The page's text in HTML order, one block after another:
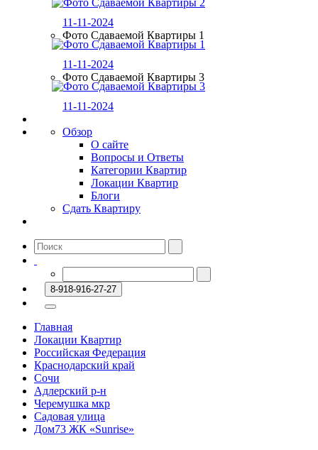
11-11-2024
Фото Сдаваемой Квартиры 1
11-11-2024
Фото Сдаваемой Квартиры 3
11-11-2024
Обзор
О сайте
Вопросы и Ответы
Категории Квартир
Локации Квартир
Блоги
Сдать Квартиру
8-918-916-27-27
Главная
Локации Квартир
Российская Федерация
Краснодарский край
Сочи
Адлерский р-н
Черемушка мкр
Садовая улица
Дом73 ЖК «Sunrise»